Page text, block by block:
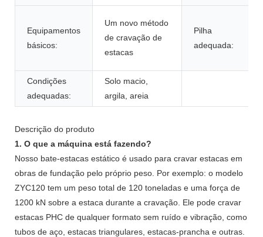
Equipamentos
básicos:
Um novo método
de cravação de
estacas
Pilha
adequada:
Condições
adequadas:
Solo macio,
argila, areia
Descrição do produto
1. O que a máquina está fazendo?
Nosso bate-estacas estático é usado para cravar estacas em
obras de fundação pelo próprio peso. Por exemplo: o modelo
ZYC120 tem um peso total de 120 toneladas e uma força de
1200 kN sobre a estaca durante a cravação. Ele pode cravar
estacas PHC de qualquer formato sem ruído e vibração, como
tubos de aço, estacas triangulares, estacas-prancha e outras.